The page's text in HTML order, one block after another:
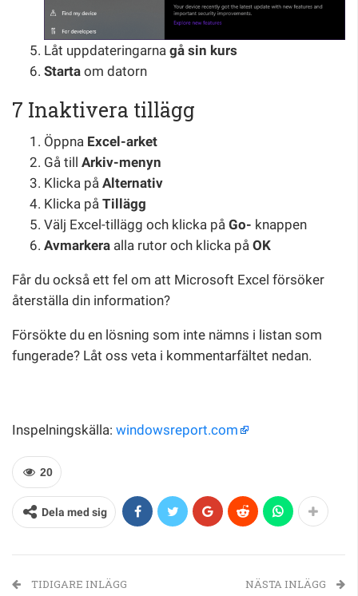
Låt uppdateringarna gå sin kurs
Starta om datorn
7 Inaktivera tillägg
Öppna Excel-arket
Gå till Arkiv-menyn
Klicka på Alternativ
Klicka på Tillägg
Välj Excel-tillägg och klicka på Go- knappen
Avmarkera alla rutor och klicka på OK
Får du också ett fel om att Microsoft Excel försöker
återställa din information?
Försökte du en lösning som inte nämns i listan som
fungerade? Låt oss veta i kommentarfältet nedan.
Inspelningskälla: windowsreport.com
20
Dela med sig
TIDIGARE INLÄGG NÄSTA INLÄGG